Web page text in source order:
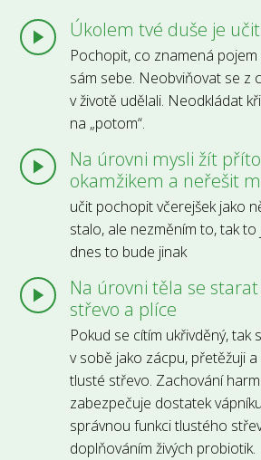
Úkolem tvé duše je
Pochopit, co znamená
sám sebe. Neobviňovat se z
v životě udělali. Neodkládat
na „potom“.
Na úrovni mysli žít
okamžikem a neřešit
učit pochopit včerejšek jako
stalo, ale nezměním to, tak
dnes to bude jinak
Na úrovni těla se
střevo a plíce
Pokud se cítím ukřivděný, tak
v sobě jako zácpu, přetěžuji
tlusté střevo. Zachování
zabezpečuje dostatek
správnou funkci tlustého
doplňováním živých probiotik.